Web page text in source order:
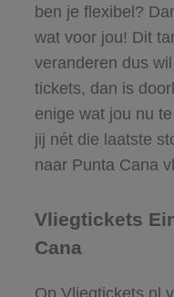
ben je flexibel?
wat voor jou! Dit
veranderen dus
tickets, dan is
enige wat jou nu
jij nét die laatste
naar Punta Cana
Vliegtickets
Cana
Op Vliegtickets.nl